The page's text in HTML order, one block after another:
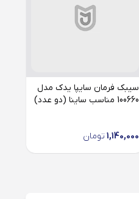
سیبک فرمان سایپا یدک مدل
100660 مناسب ساینا (دو عدد)
1,140,000 تومان